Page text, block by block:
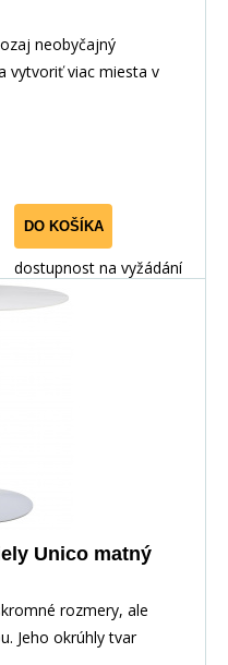
neobyčajný
vytvoriť viac miesta v
DO KOŠÍKA
dostupnost na vyžádání
Unico matný
rozmery, ale
Jeho okrúhly tvar